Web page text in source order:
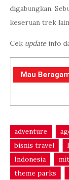
digabungkan.
keseruan trek
Cek update info
Mau
adventure
bisnis travel
Indonesia
theme parks